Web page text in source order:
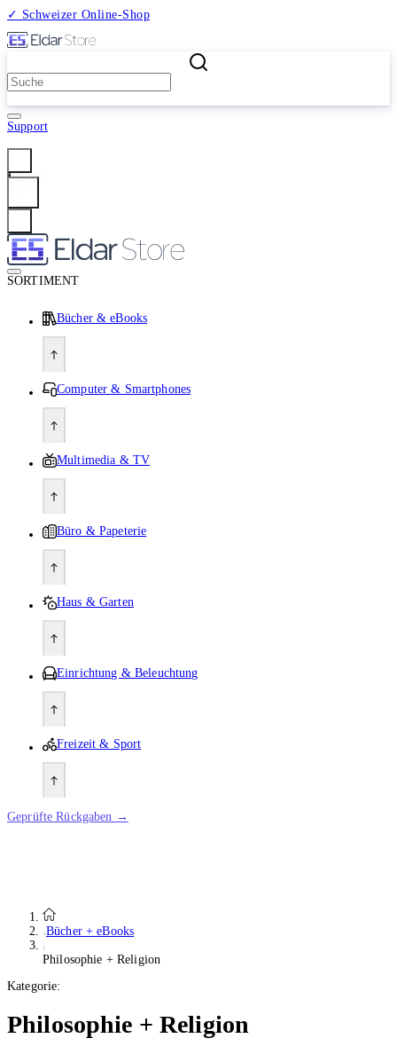
✓ Schweizer Online-Shop
Support
SORTIMENT
Bücher & eBooks
Computer & Smartphones
Multimedia & TV
Büro & Papeterie
Haus & Garten
Einrichtung & Beleuchtung
Freizeit & Sport
Geprüfte Rückgaben →
Bücher + eBooks
Philosophie + Religion
Kategorie:
Philosophie + Religion